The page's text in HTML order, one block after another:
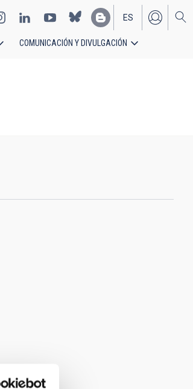
EN
ES
COMUNICACIÓN Y DIVULGACIÓN